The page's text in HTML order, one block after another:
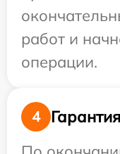
работ и
операции.
4
Гарантия